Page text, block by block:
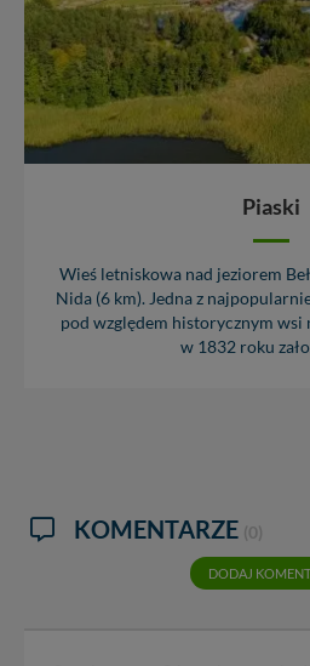
Piaski
Wieś letniskowa nad jeziorem
Nida (6 km). Jedna z
pod względem historycznym wsi
w 1832 roku
KOMENTARZE (0)
DODAJ